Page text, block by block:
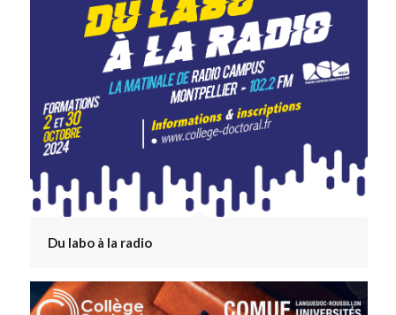
Du labo à la radio